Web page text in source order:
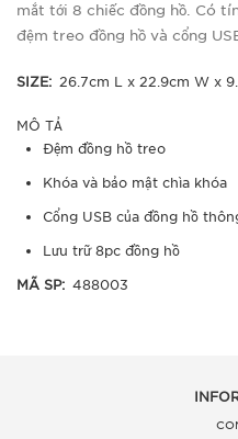
mắt tới 8 chiếc đồng hồ. Có
đệm treo đồng hồ và cổng
SIZE: 26.7cm L x 22.9cm W x
MÔ TẢ
Đệm đồng hồ treo
Khóa và bảo mật chìa khóa
Cổng USB của đồng hồ
Lưu trữ 8pc đồng hồ
MÃ SP: 488003